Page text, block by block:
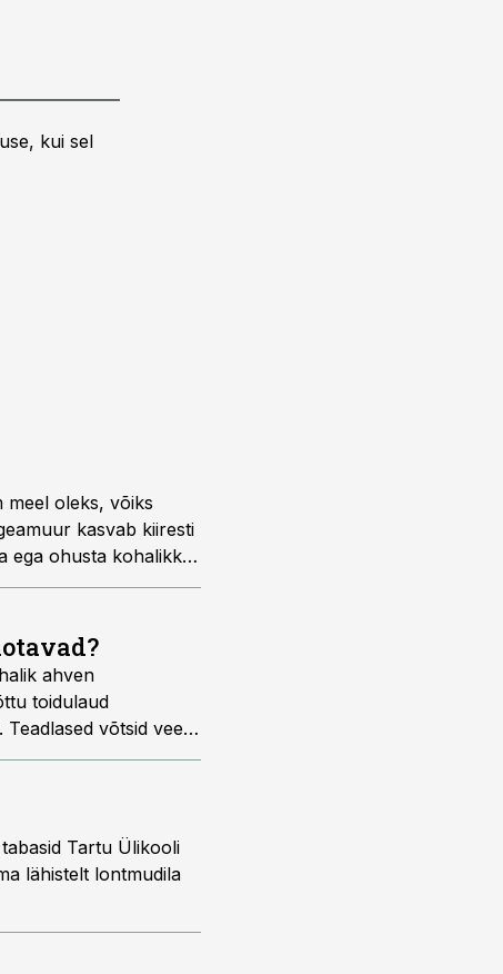
kui sel
meel oleks, võiks
kasvab kiiresti
ega ohusta kohalikke
ahven
toidulaud
võtsid vee
Tartu Ülikooli
lähistelt lontmudila